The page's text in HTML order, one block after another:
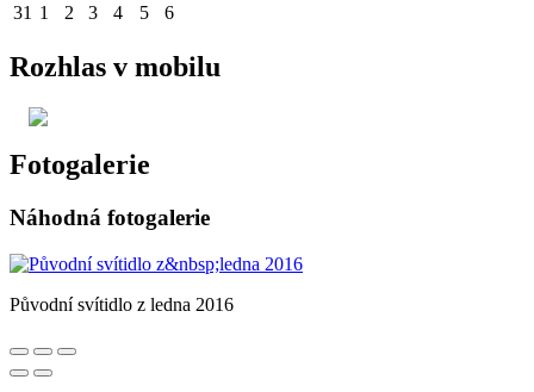
31 1 2 3 4 5 6
Rozhlas v mobilu
Fotogalerie
Náhodná fotogalerie
Původní svítidlo z ledna 2016